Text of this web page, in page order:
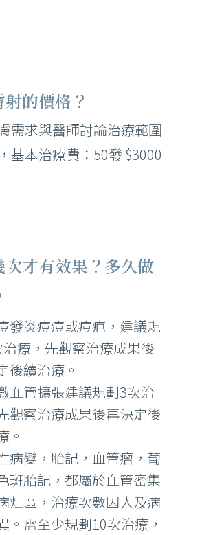
的價格？
需求與醫師討論治療範圍
基本治療費：50發 $3000
次才有效果？多久做
發炎痘痘或痘疤，建議規
療，先觀察治療成果後
後續治療。
血管擴張建議規劃3次治
觀察治療成果後再決定後
。
病變，胎記，血管瘤，葡
斑胎記，都屬於血管密集
灶區，治療次數因人及病
。需至少規劃10次治療，